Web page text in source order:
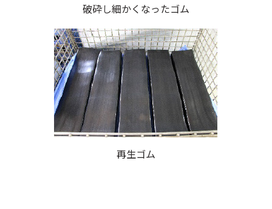
破砕し細かくなったゴム
再生ゴム